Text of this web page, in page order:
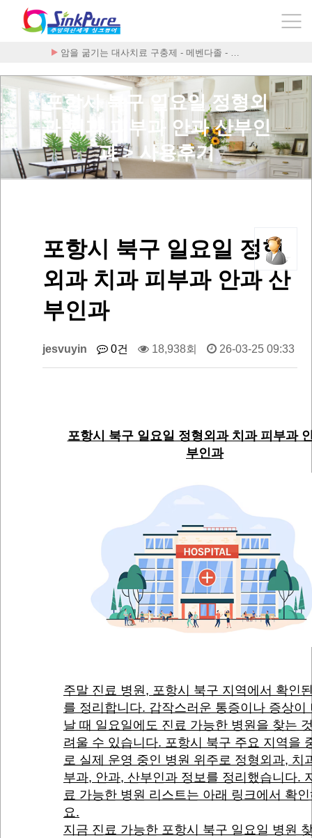
암을 굶기는 대사치료 구충제 - 메벤다졸 - …
포항시 북구 일요일 정형외
과 치과 피부과 안과 산부인
과 > 사용후기
포항시 북구 일요일 정형
외과 치과 피부과 안과 산
부인과
jesvuyin 0건 18,938회 26-03-25 09:33
포항시 북구 일요일 정형외과 치과 피부과
부인과
주말 진료 병원, 포항시 북구 지역에서 확인
를 정리합니다. 갑작스러운 통증이나 증상이
날 때 일요일에도 진료 가능한 병원을 찾는
려울 수 있습니다. 포항시 북구 주요 지역을
로 실제 운영 중인 병원 위주로 정형외과, 치
부과, 안과, 산부인과 정보를 정리했습니다.
료 가능한 병원 리스트는 아래 링크에서 확
요.
지금 진료 가능한 포항시 북구 일요일 병원